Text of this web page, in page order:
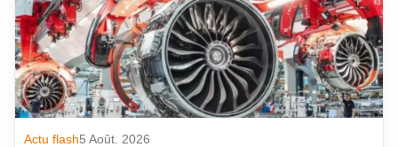
Actu flash5 Août. 2026